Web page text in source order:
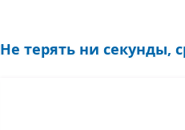
Не терять ни секунды,